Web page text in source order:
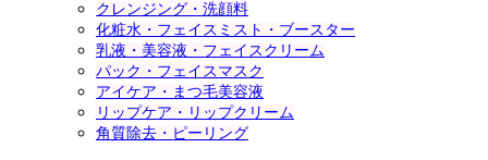
クレンジング・洗顔料
化粧水・フェイスミスト・ブースター
乳液・美容液・フェイスクリーム
パック・フェイスマスク
アイケア・まつ毛美容液
リップケア・リップクリーム
角質除去・ピーリング